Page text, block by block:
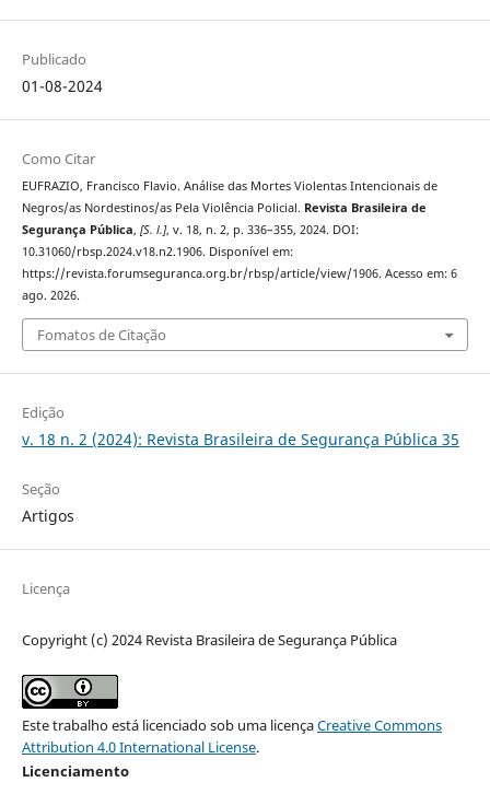
Publicado
01-08-2024
Como Citar
EUFRAZIO, Francisco Flavio. Análise das Mortes Violentas Intencionais de
Negros/as Nordestinos/as Pela Violência Policial. Revista Brasileira de
Segurança Pública, [S. l.], v. 18, n. 2, p. 336–355, 2024. DOI:
10.31060/rbsp.2024.v18.n2.1906. Disponível em:
https://revista.forumseguranca.org.br/rbsp/article/view/1906. Acesso em: 6
ago. 2026.
Fomatos de Citação
Edição
v. 18 n. 2 (2024): Revista Brasileira de Segurança Pública 35
Seção
Artigos
Licença
Copyright (c) 2024 Revista Brasileira de Segurança Pública
Este trabalho está licenciado sob uma licençaCreative Commons
Attribution 4.0 International License.
Licenciamento